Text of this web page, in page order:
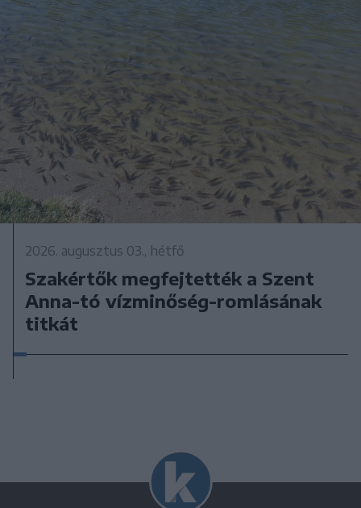
2026. augusztus 03., hétfő
Szakértők megfejtették a Szent
Anna-tó vízminőség-romlásának
titkát